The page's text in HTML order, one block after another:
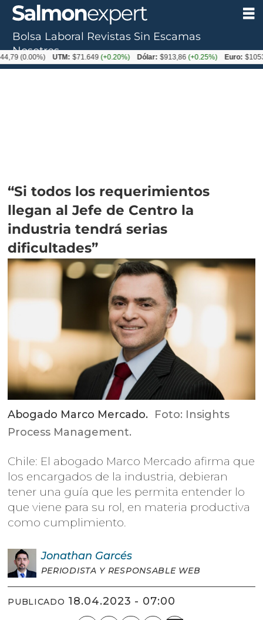
“Si todos los requerimientos
llegan al Jefe de Centro la
industria tendrá serias
dificultades”
Abogado Marco Mercado. Foto: Insights
Process Management.
Chile: El abogado Marco Mercado afirma que
los encargados de la industria, debieran
tener una guía que les permita entender lo
que viene para su rol, en materia productiva
como cumplimiento.
Jonathan Garcés
PERIODISTA Y RESPONSABLE WEB
PUBLICADO 18.04.2023 - 07:00
Bolsa Laboral Revistas Sin Escamas
Nosotros
UTM: $71.649(+0.20%) Dólar: $913,86(+0.25%) Euro: $1053,08(-